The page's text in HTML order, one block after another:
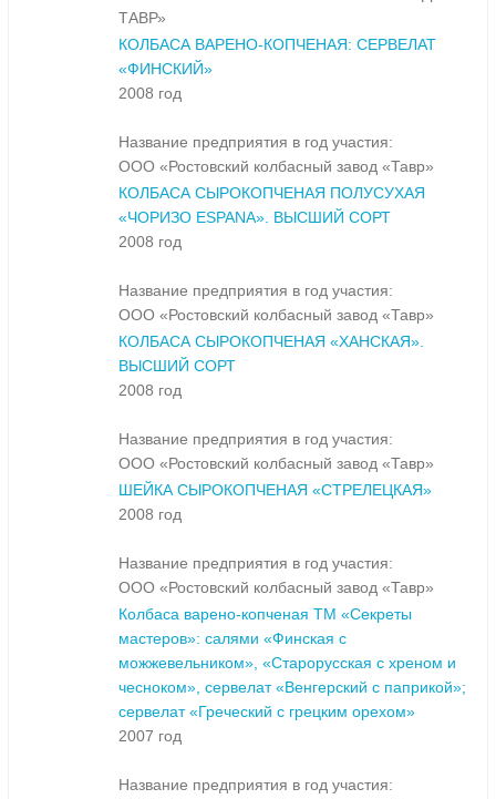
ТАВР»
КОЛБАСА ВАРЕНО-КОПЧЕНАЯ: СЕРВЕЛАТ
«ФИНСКИЙ»
2008 год
Название предприятия в год участия:
ООО «Ростовский колбасный завод «Тавр»
КОЛБАСА СЫРОКОПЧЕНАЯ ПОЛУСУХАЯ
«ЧОРИЗО ESPANA». ВЫСШИЙ СОРТ
2008 год
Название предприятия в год участия:
ООО «Ростовский колбасный завод «Тавр»
КОЛБАСА СЫРОКОПЧЕНАЯ «ХАНСКАЯ».
ВЫСШИЙ СОРТ
2008 год
Название предприятия в год участия:
ООО «Ростовский колбасный завод «Тавр»
ШЕЙКА СЫРОКОПЧЕНАЯ «СТРЕЛЕЦКАЯ»
2008 год
Название предприятия в год участия:
ООО «Ростовский колбасный завод «Тавр»
Колбаса варено-копченая ТМ «Секреты
мастеров»: салями «Финская с
можжевельником», «Старорусская с хреном и
чесноком», сервелат «Венгерский с паприкой»;
сервелат «Греческий с грецким орехом»
2007 год
Название предприятия в год участия: